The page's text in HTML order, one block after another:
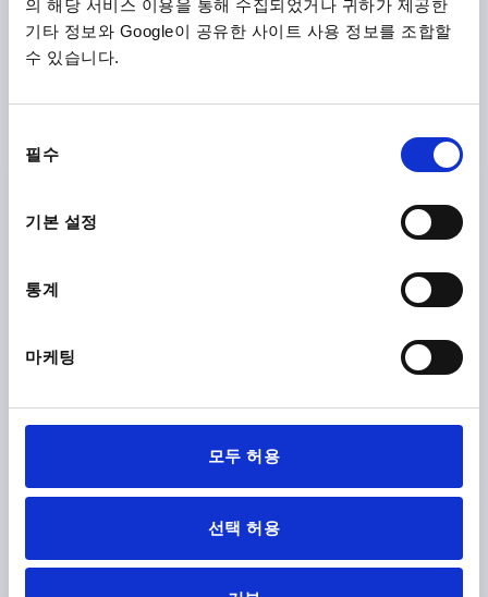
의 해당 서비스 이용을 통해 수집되었거나 귀하가 제공한
기타 정보와 Google이 공유한 사이트 사용 정보를 조합할
수 있습니다.
필수
기본 설정
통계
마케팅
모두 허용
선택 허용
프로파일 그립, 타입:A, A=120, L=140, D=M06 알루미늄, 자
연색 산화처리
T=50
₩97,630